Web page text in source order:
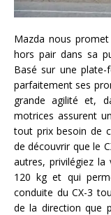
Mazda nous
hors pair dans sa
Basé sur une
parfaitement ses
grande agilité et,
motrices assurent
tout prix besoin de
de découvrir que le
autres, privilégiez
120 kg et qui
conduite du CX-3
de la direction que